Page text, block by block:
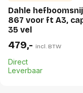
Dahle
867 voor ft A3,
35 vel
479,- incl. BTW
Direct
Leverbaar